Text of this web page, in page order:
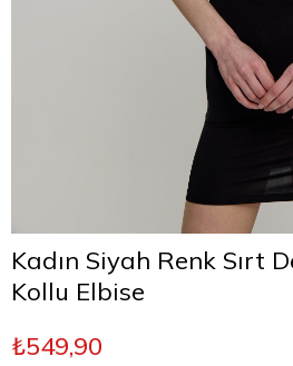
Kadın Siyah Renk Sırt
Kollu Elbise
₺549,90